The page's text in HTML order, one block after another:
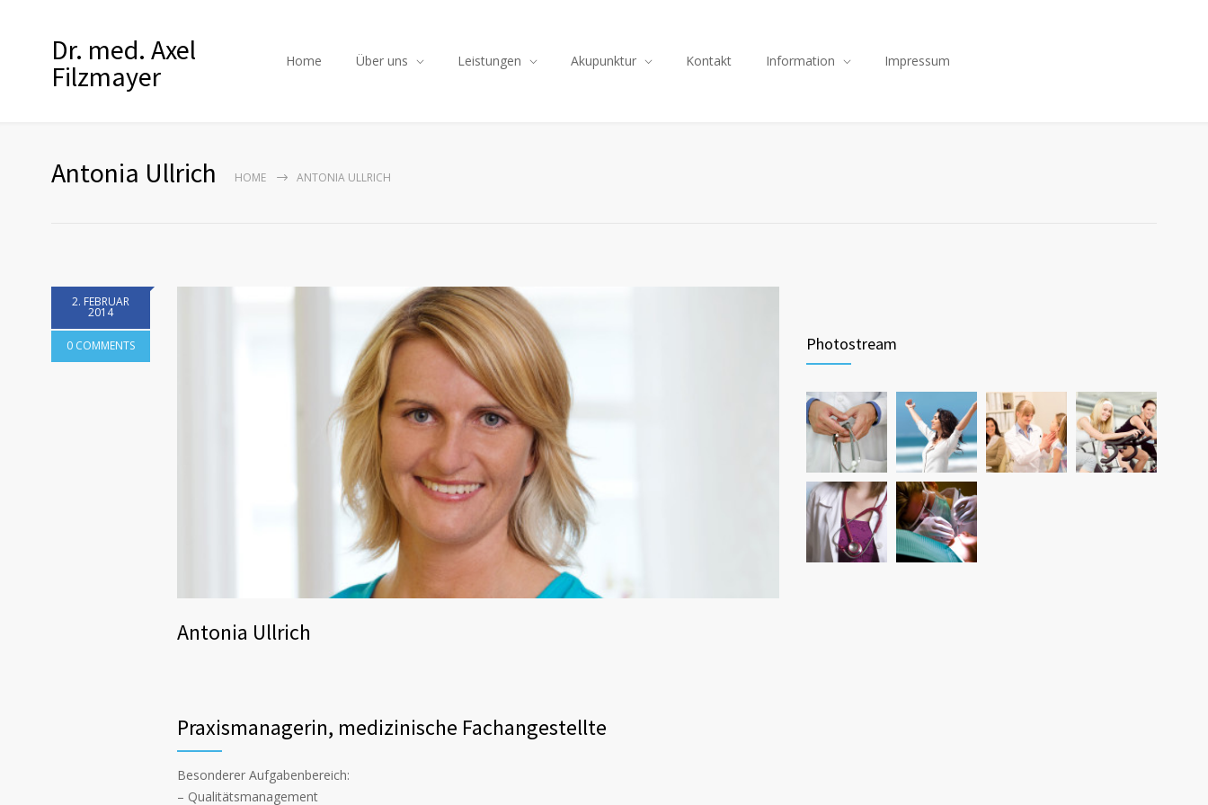
Dr. med. Axel
Filzmayer Home Über uns Leistungen Akupunktur Kontakt Information Impressum
Antonia Ullrich HOME ANTONIA ULLRICH
2. FEBRUAR
2014
0 COMMENTS
Antonia Ullrich
Praxismanagerin, medizinische Fachangestellte
Besonderer Aufgabenbereich:
– Qualitätsmanagement
Photostream